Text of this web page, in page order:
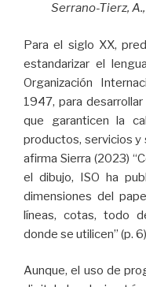
Serrano-Tierz,
Para el siglo XX,
estandarizar el
Organización
1947, para
que garanticen la
productos, servicios y
afirma Sierra (2023)
el dibujo, ISO ha
dimensiones del
líneas, cotas, todo
donde se utilicen” (p.
Aunque, el uso de